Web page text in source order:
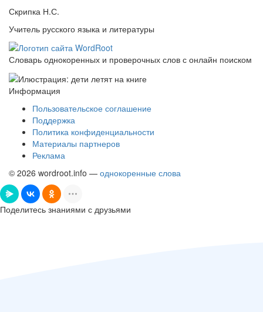
Скрипка Н.С.
Учитель русского языка и литературы
Словарь однокоренных и проверочных слов с онлайн поиском
Информация
Пользовательское соглашение
Поддержка
Политика конфиденциальности
Материалы партнеров
Реклама
© 2026 wordroot.info — однокоренные слова
Поделитесь знаниями с друзьями